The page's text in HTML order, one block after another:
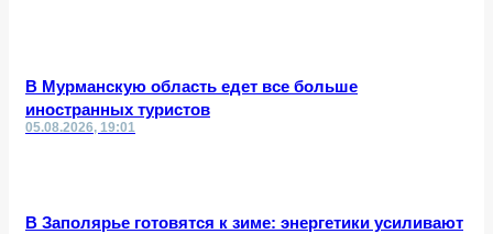
В Мурманскую область едет все больше
иностранных туристов
05.08.2026, 19:01
В Заполярье готовятся к зиме: энергетики усиливают